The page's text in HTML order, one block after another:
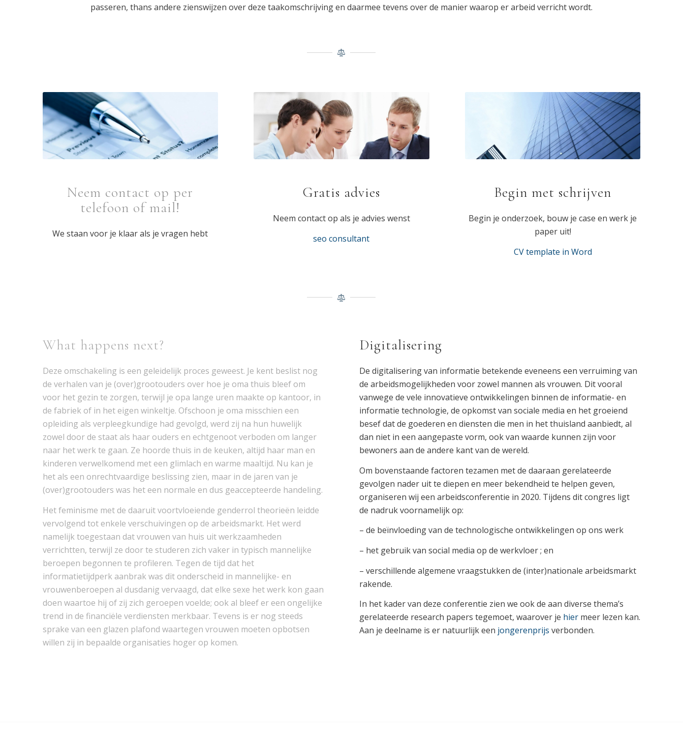
passeren, thans andere zienswijzen over deze taakomschrijving en daarmee tevens over de manier waarop er arbeid verricht wordt.
Neem contact op per
telefoon of mail!
We staan voor je klaar als je vragen hebt
Gratis advies
Neem contact op als je advies wenst
seo consultant
Begin met schrijven
Begin je onderzoek, bouw je case en werk je
paper uit!
CV template in Word
What happens next?
Deze omschakeling is een geleidelijk proces geweest. Je kent beslist nog
de verhalen van je (over)grootouders over hoe je oma thuis bleef om
voor het gezin te zorgen, terwijl je opa lange uren maakte op kantoor, in
de fabriek of in het eigen winkeltje. Ofschoon je oma misschien een
opleiding als verpleegkundige had gevolgd, werd zij na hun huwelijk
zowel door de staat als haar ouders en echtgenoot verboden om langer
naar het werk te gaan. Ze hoorde thuis in de keuken, altijd haar man en
kinderen verwelkomend met een glimlach en warme maaltijd. Nu kan je
het als een onrechtvaardige beslissing zien, maar in de jaren van je
(over)grootouders was het een normale en dus geaccepteerde handeling.
Het feminisme met de daaruit voortvloeiende genderrol theorieën leidde
vervolgend tot enkele verschuivingen op de arbeidsmarkt. Het werd
namelijk toegestaan dat vrouwen van huis uit werkzaamheden
verrichtten, terwijl ze door te studeren zich vaker in typisch mannelijke
beroepen begonnen te profileren. Tegen de tijd dat het
informatietijdperk aanbrak was dit onderscheid in mannelijke- en
vrouwenberoepen al dusdanig vervaagd, dat elke sexe het werk kon gaan
doen waartoe hij of zij zich geroepen voelde; ook al bleef er een ongelijke
trend in de financiële verdiensten merkbaar. Tevens is er nog steeds
sprake van een glazen plafond waartegen vrouwen moeten opbotsen
willen zij in bepaalde organisaties hoger op komen.
Digitalisering
De digitalisering van informatie betekende eveneens een verruiming van
de arbeidsmogelijkheden voor zowel mannen als vrouwen. Dit vooral
vanwege de vele innovatieve ontwikkelingen binnen de informatie- en
informatie technologie, de opkomst van sociale media en het groeiend
besef dat de goederen en diensten die men in het thuisland aanbiedt, al
dan niet in een aangepaste vorm, ook van waarde kunnen zijn voor
bewoners aan de andere kant van de wereld.
Om bovenstaande factoren tezamen met de daaraan gerelateerde
gevolgen nader uit te diepen en meer bekendheid te helpen geven,
organiseren wij een arbeidsconferentie in 2020. Tijdens dit congres ligt
de nadruk voornamelijk op:
– de beïnvloeding van de technologische ontwikkelingen op ons werk
– het gebruik van social media op de werkvloer ; en
– verschillende algemene vraagstukken de (inter)nationale arbeidsmarkt
rakende.
In het kader van deze conferentie zien we ook de aan diverse thema’s
gerelateerde research papers tegemoet, waarover je hier meer lezen kan.
Aan je deelname is er natuurlijk een jongerenprijs verbonden.